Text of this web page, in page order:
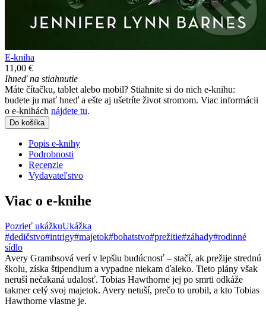
E-kniha
11,00 €
Ihneď na stiahnutie
Máte čítačku, tablet alebo mobil? Stiahnite si do nich e-knihu:
budete ju mať hneď a ešte aj ušetríte život stromom. Viac informácii
o e-knihách nájdete tu.
Do košíka
Popis e-knihy
Podrobnosti
Recenzie
Vydavateľstvo
Viac o e-knihe
Pozrieť ukážkuUkážka
#dedičstvo#intrigy#majetok#bohatstvo#prežitie#záhady#rodinné
sídlo
Avery Grambsová verí v lepšiu budúcnosť – stačí, ak prežije strednú
školu, získa štipendium a vypadne niekam ďaleko. Tieto plány však
neruší nečakaná udalosť. Tobias Hawthorne jej po smrti odkáže
takmer celý svoj majetok. Avery netuší, prečo to urobil, a kto Tobias
Hawthorne vlastne je.